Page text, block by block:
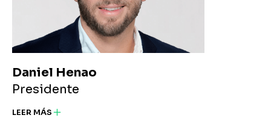
Daniel Henao
Presidente
LEER MÁS